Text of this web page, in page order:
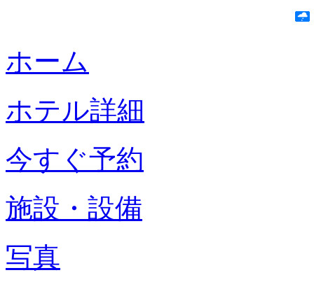
ホーム
ホテル詳細
今すぐ予約
施設・設備
写真